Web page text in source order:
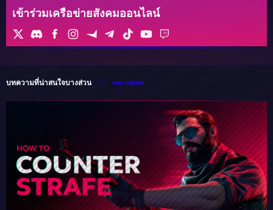
เข้าร่วมเครือข่ายสังคมออนไลน์
บทความที่น่าสนใจบางส่วน บทความทั้งหมด